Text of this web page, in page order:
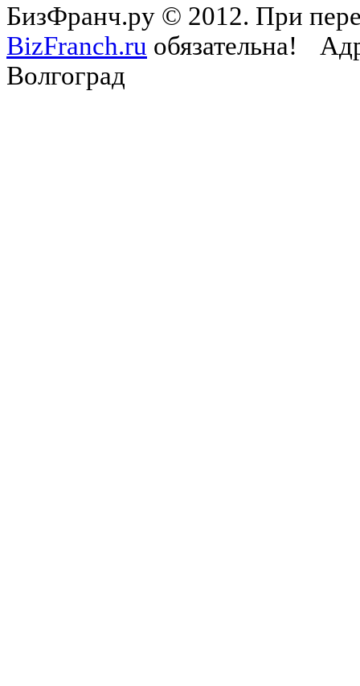
БизФранч.ру © 2012. При
BizFranch.ru обязательна!
Волгоград